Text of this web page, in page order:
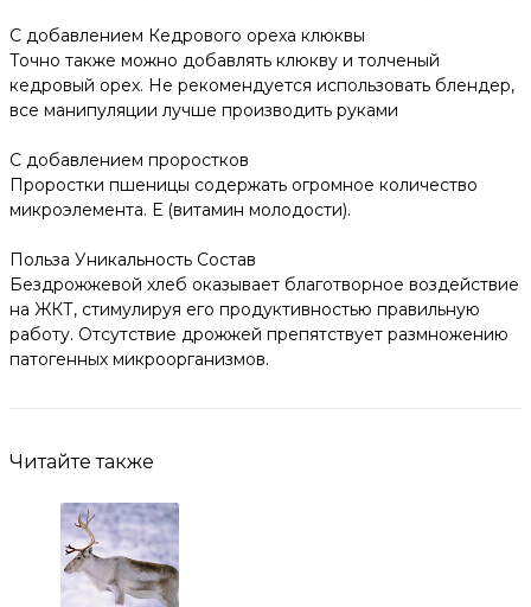
С добавлением Кедрового ореха клюквы
Точно также можно добавлять клюкву и толченый
кедровый орех. Не рекомендуется использовать блендер,
все манипуляции лучше производить руками
С добавлением проростков
Проростки пшеницы содержать огромное количество
микроэлемента. Е (витамин молодости).
Польза Уникальность Состав
Бездрожжевой хлеб оказывает благотворное воздействие
на ЖКТ, стимулируя его продуктивностью правильную
работу. Отсутствие дрожжей препятствует размножению
патогенных микроорганизмов.
Читайте также